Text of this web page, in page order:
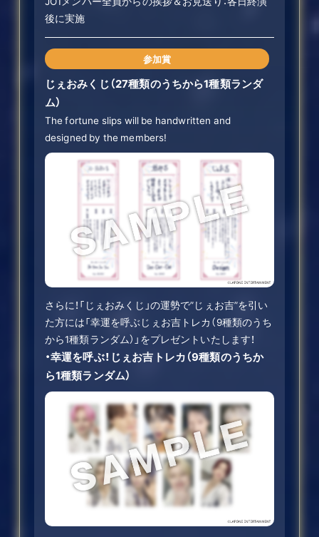
後に実施
参加賞
じぇおみくじ（27種類のうちから1種類ランダ
ム）
The fortune slips will be handwritten and
designed by the members!
さらに！「じぇおみくじ」の運勢で”じぇお吉”を引い
た方には「幸運を呼ぶじぇお吉トレカ（9種類のうち
から1種類ランダム）」をプレゼントいたします！
・幸運を呼ぶ！じぇお吉トレカ（9種類のうちか
ら1種類ランダム）